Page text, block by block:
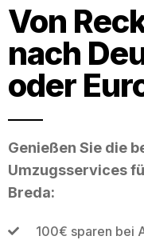
Von
nach
oder
Genießen Sie die
Umzugsservices
Breda:
100€ sparen bei